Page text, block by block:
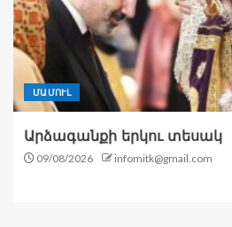
ՄԱՄՈՒԼ
Արձագանքի երկու տեսակ
09/08/2026 infomitk@gmail.com